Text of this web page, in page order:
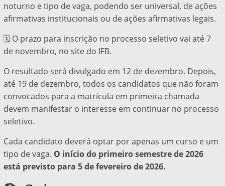
noturno e tipo de vaga, podendo ser universal, de ações
afirmativas institucionais ou de ações afirmativas legais.
🗓️ O prazo para inscrição no processo seletivo vai até 7
de novembro, no site do IFB.
O resultado será divulgado em 12 de dezembro. Depois,
até 19 de dezembro, todos os candidatos que não foram
convocados para a matrícula em primeira chamada
devem manifestar o interesse em continuar no processo
seletivo.
Cada candidato deverá optar por apenas um curso e um
tipo de vaga. O início do primeiro semestre de 2026
está previsto para 5 de fevereiro de 2026.